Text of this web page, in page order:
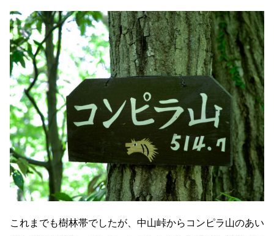
これまでも樹林帯でしたが、中山峠からコンピラ山のあい